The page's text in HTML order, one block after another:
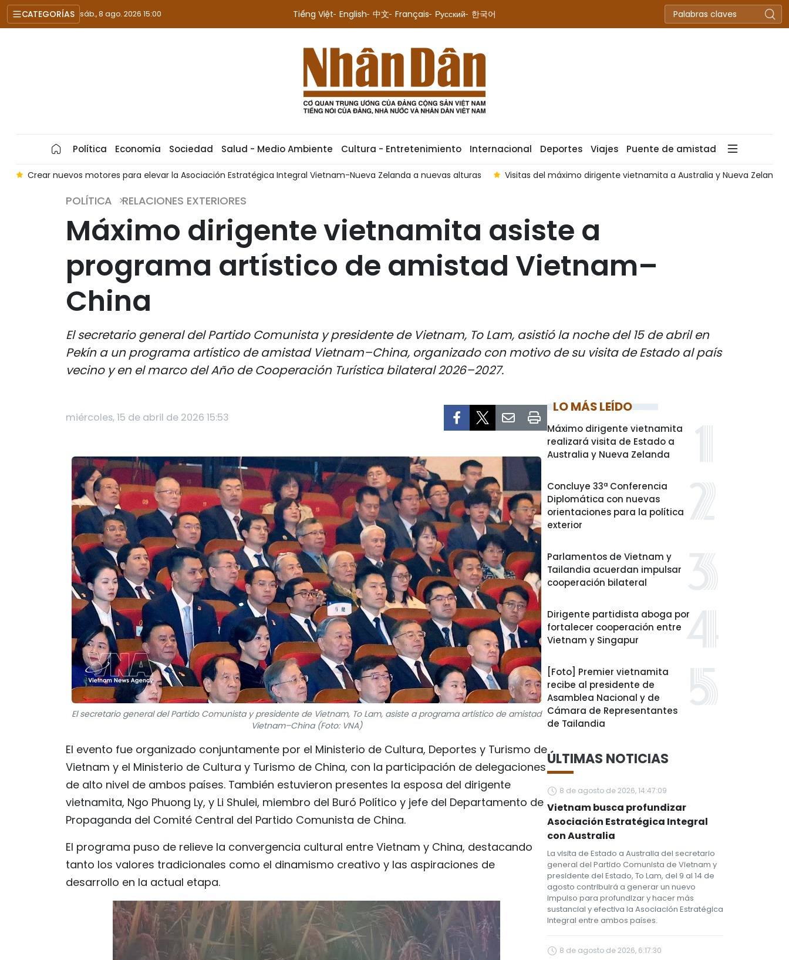
CATEGORÍAS sáb., 8 ago. 2026 15:00 Tiếng Việt English 中文 Français Русский 한국어
Política Economía Sociedad Salud - Medio Ambiente Cultura - Entretenimiento Internacional Deportes Viajes Puente de amistad
Crear nuevos motores para elevar la Asociación Estratégica Integral Vietnam-Nueva Zelanda a nuevas alturas Visitas del máximo dirigente vietnamita a Australia y Nueva
POLÍTICA RELACIONES EXTERIORES
Máximo dirigente vietnamita asiste a
programa artístico de amistad Vietnam–
China
El secretario general del Partido Comunista y presidente de Vietnam, To Lam, asistió la noche del 15 de abril en
Pekín a un programa artístico de amistad Vietnam–China, organizado con motivo de su visita de Estado al país
vecino y en el marco del Año de Cooperación Turística bilateral 2026–2027.
miércoles, 15 de abril de 2026 15:53
El secretario general del Partido Comunista y presidente de Vietnam, To Lam, asiste a programa artístico de amistad
Vietnam–China (Foto: VNA)
El evento fue organizado conjuntamente por el Ministerio de Cultura, Deportes y Turismo de
Vietnam y el Ministerio de Cultura y Turismo de China, con la participación de delegaciones
de alto nivel de ambos países. También estuvieron presentes la esposa del dirigente
vietnamita, Ngo Phuong Ly, y Li Shulei, miembro del Buró Político y jefe del Departamento de
Propaganda del Comité Central del Partido Comunista de China.
El programa puso de relieve la convergencia cultural entre Vietnam y China, destacando
tanto los valores tradicionales como el dinamismo creativo y las aspiraciones de
desarrollo en la actual etapa.
LO MÁS LEÍDO
Máximo dirigente vietnamita
realizará visita de Estado a
Australia y Nueva Zelanda
Concluye 33ª Conferencia
Diplomática con nuevas
orientaciones para la política
exterior
Parlamentos de Vietnam y
Tailandia acuerdan impulsar
cooperación bilateral
Dirigente partidista aboga por
fortalecer cooperación entre
Vietnam y Singapur
[Foto] Premier vietnamita
recibe al presidente de
Asamblea Nacional y de
Cámara de Representantes
de Tailandia
ÚLTIMAS NOTICIAS
8 de agosto de 2026, 14:47:09
Vietnam busca profundizar
Asociación Estratégica Integral
con Australia
La visita de Estado a Australia del secretario
general del Partido Comunista de Vietnam y
presidente del Estado, To Lam, del 9 al 14 de
agosto contribuirá a generar un nuevo
impulso para profundizar y hacer más
sustancial y efectiva la Asociación Estratégica
Integral entre ambos países.
8 de agosto de 2026, 6:17:30